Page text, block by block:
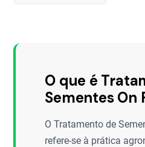
O que é
Sementes On
O Tratamento de
refere-se à prática